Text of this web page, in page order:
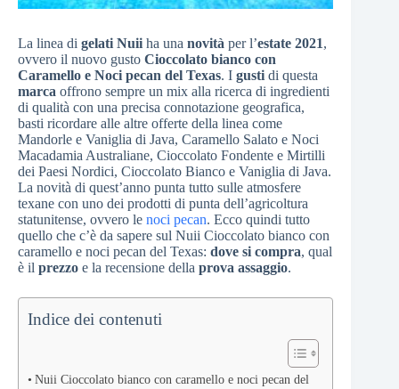
La linea di gelati Nuii ha una novità per l’estate 2021,
ovvero il nuovo gusto Cioccolato bianco con
Caramello e Noci pecan del Texas. I gusti di questa
marca offrono sempre un mix alla ricerca di ingredienti
di qualità con una precisa connotazione geografica,
basti ricordare alle altre offerte della linea come
Mandorle e Vaniglia di Java, Caramello Salato e Noci
Macadamia Australiane, Cioccolato Fondente e Mirtilli
dei Paesi Nordici, Cioccolato Bianco e Vaniglia di Java.
La novità di quest’anno punta tutto sulle atmosfere
texane con uno dei prodotti di punta dell’agricoltura
statunitense, ovvero le noci pecan. Ecco quindi tutto
quello che c’è da sapere sul Nuii Cioccolato bianco con
caramello e noci pecan del Texas: dove si compra, qual
è il prezzo e la recensione della prova assaggio.
Indice dei contenuti
Nuii Cioccolato bianco con caramello e noci pecan del